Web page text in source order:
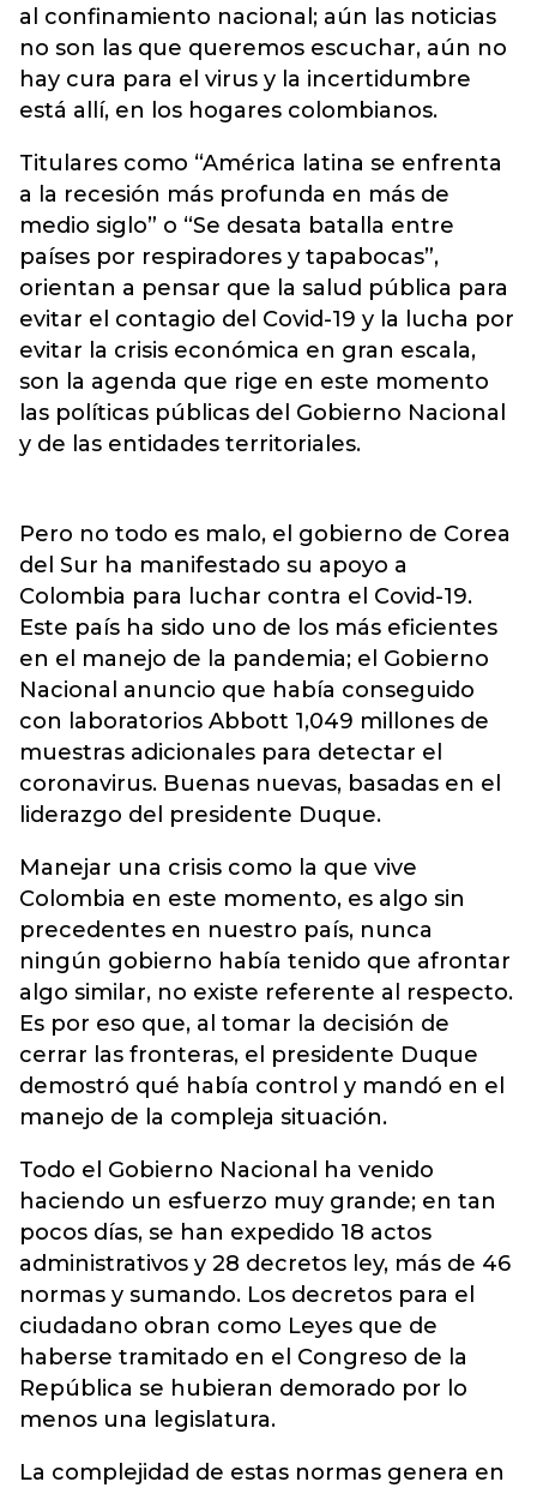
al confinamiento nacional; aún las noticias
no son las que queremos escuchar, aún no
hay cura para el virus y la incertidumbre
está allí, en los hogares colombianos.
Titulares como “América latina se enfrenta
a la recesión más profunda en más de
medio siglo” o “Se desata batalla entre
países por respiradores y tapabocas”,
orientan a pensar que la salud pública para
evitar el contagio del Covid-19 y la lucha por
evitar la crisis económica en gran escala,
son la agenda que rige en este momento
las políticas públicas del Gobierno Nacional
y de las entidades territoriales.
Pero no todo es malo, el gobierno de Corea
del Sur ha manifestado su apoyo a
Colombia para luchar contra el Covid-19.
Este país ha sido uno de los más eficientes
en el manejo de la pandemia; el Gobierno
Nacional anuncio que había conseguido
con laboratorios Abbott 1,049 millones de
muestras adicionales para detectar el
coronavirus. Buenas nuevas, basadas en el
liderazgo del presidente Duque.
Manejar una crisis como la que vive
Colombia en este momento, es algo sin
precedentes en nuestro país, nunca
ningún gobierno había tenido que afrontar
algo similar, no existe referente al respecto.
Es por eso que, al tomar la decisión de
cerrar las fronteras, el presidente Duque
demostró qué había control y mandó en el
manejo de la compleja situación.
Todo el Gobierno Nacional ha venido
haciendo un esfuerzo muy grande; en tan
pocos días, se han expedido 18 actos
administrativos y 28 decretos ley, más de 46
normas y sumando. Los decretos para el
ciudadano obran como Leyes que de
haberse tramitado en el Congreso de la
República se hubieran demorado por lo
menos una legislatura.
La complejidad de estas normas genera en